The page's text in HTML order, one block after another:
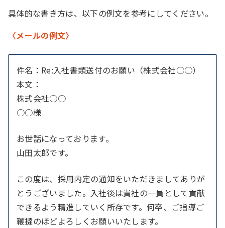
具体的な書き方は、以下の例文を参考にしてください。
〈メールの例文〉
件名：Re:入社書類送付のお願い（株式会社○○）
本文：
株式会社○○
○○様
お世話になっております。
山田太郎です。
この度は、採用内定の通知をいただきましてありが
とうございました。入社後は貴社の一員として貢献
できるよう精進していく所存です。何卒、ご指導ご
鞭撻のほどよろしくお願いいたします。